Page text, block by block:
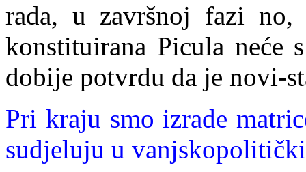
rada, u završnoj fazi
konstituirana Picula neće
dobije potvrdu da je novi-
Pri kraju smo izrade
sudjeluju u vanjsk